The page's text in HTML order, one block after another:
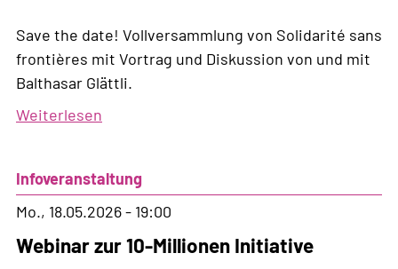
Save the date! Vollversammlung von Solidarité sans
frontières mit Vortrag und Diskussion von und mit
Balthasar Glättli.
Weiterlesen
mit
Vortrag
und
Diskussion
Infoveranstaltung
Mo., 18.05.2026 - 19:00
Webinar zur 10-Millionen Initiative